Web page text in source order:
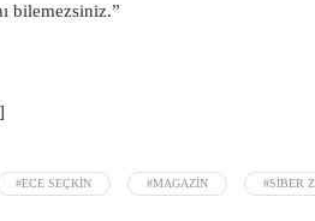
bilemezsiniz.”
#ECE SEÇKIN #MAGAZIN #SIBER